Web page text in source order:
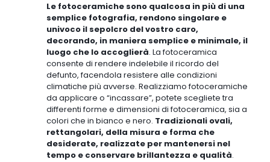
Le fotoceramiche sono qualcosa in più di una
semplice fotografia, rendono singolare e
univoco il sepolcro del vostro caro,
decorando, in maniera semplice e minimale, il
luogo che lo accoglierà. La fotoceramica
consente di rendere indelebile il ricordo del
defunto, facendola resistere alle condizioni
climatiche più avverse. Realizziamo fotoceramiche
da applicare o “incassare”, potete scegliete tra
differenti forme e dimensioni di fotoceramica, sia a
colori che in bianco e nero. Tradizionali ovali,
rettangolari, della misura e forma che
desiderate, realizzate per mantenersi nel
tempo e conservare brillantezza e qualità.